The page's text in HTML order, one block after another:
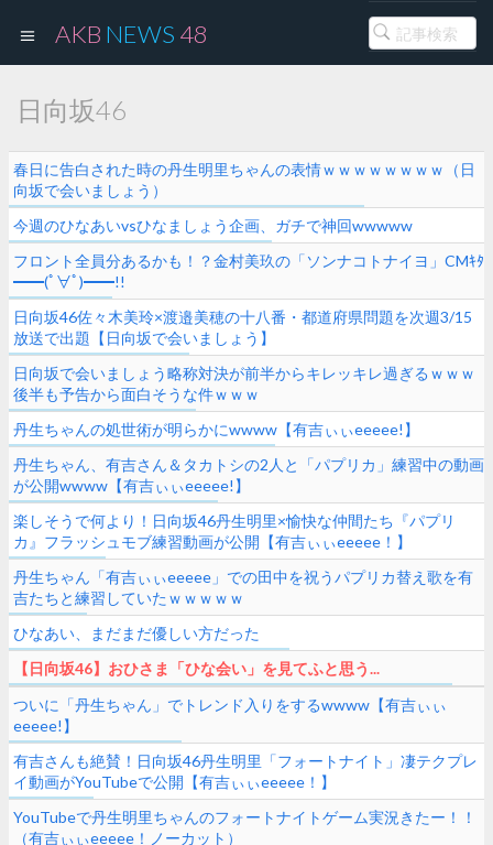
AKB NEWS 48
日向坂46
春日に告白された時の丹生明里ちゃんの表情ｗｗｗｗｗｗｗｗ（日
向坂で会いましょう）
今週のひなあいvsひなましょう企画、ガチで神回wwwww
フロント全員分あるかも！？金村美玖の「ソンナコトナイヨ」CMｷﾀ
━━(ﾟ∀ﾟ)━━!!
日向坂46佐々木美玲×渡邉美穂の十八番・都道府県問題を次週3/15
放送で出題【日向坂で会いましょう】
日向坂で会いましょう略称対決が前半からキレッキレ過ぎるｗｗｗ
後半も予告から面白そうな件ｗｗｗ
丹生ちゃんの処世術が明らかにwwww【有吉ぃぃeeeee!】
丹生ちゃん、有吉さん＆タカトシの2人と「パプリカ」練習中の動画
が公開wwww【有吉ぃぃeeeee!】
楽しそうで何より！日向坂46丹生明里×愉快な仲間たち『パプリ
カ』フラッシュモブ練習動画が公開【有吉ぃぃeeeee！】
丹生ちゃん「有吉ぃぃeeeee」での田中を祝うパプリカ替え歌を有
吉たちと練習していたｗｗｗｗｗ
ひなあい、まだまだ優しい方だった
【日向坂46】おひさま「ひな会い」を見てふと思う...
ついに「丹生ちゃん」でトレンド入りをするwwww【有吉ぃぃ
eeeee!】
有吉さんも絶賛！日向坂46丹生明里「フォートナイト」凄テクプレ
イ動画がYouTubeで公開【有吉ぃぃeeeee！】
YouTubeで丹生明里ちゃんのフォートナイトゲーム実況きたー！！
（有吉ぃぃeeeee！ノーカット）